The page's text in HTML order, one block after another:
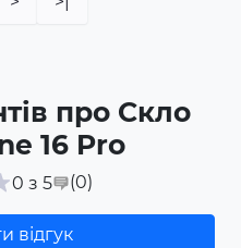
про Скло
16 Pro
0 з 5 (0)
відгук